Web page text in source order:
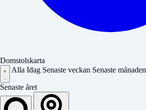
Domstolskarta
Alla Idag Senaste veckan Senaste månaden
Senaste året